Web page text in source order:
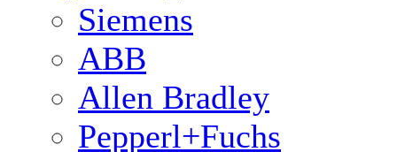
Siemens
ABB
Allen Bradley
Pepperl+Fuchs